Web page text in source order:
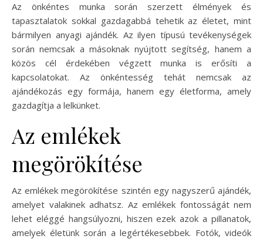
Az önkéntes munka során szerzett élmények és
tapasztalatok sokkal gazdagabbá tehetik az életet, mint
bármilyen anyagi ajándék. Az ilyen típusú tevékenységek
során nemcsak a másoknak nyújtott segítség, hanem a
közös cél érdekében végzett munka is erősíti a
kapcsolatokat. Az önkéntesség tehát nemcsak az
ajándékozás egy formája, hanem egy életforma, amely
gazdagítja a lelkünket.
Az emlékek
megörökítése
Az emlékek megörökítése szintén egy nagyszerű ajándék,
amelyet valakinek adhatsz. Az emlékek fontosságát nem
lehet eléggé hangsúlyozni, hiszen ezek azok a pillanatok,
amelyek életünk során a legértékesebbek. Fotók, videók